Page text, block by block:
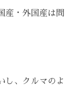
産・外国産は問
し、クルマのよ